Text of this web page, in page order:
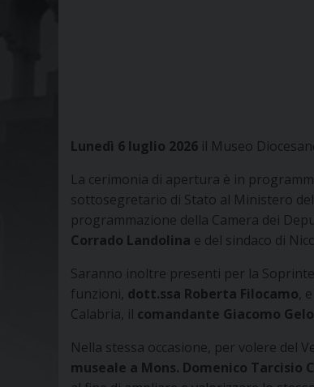
Lunedì 6 luglio 2026 il Museo
La cerimonia di apertura è in
sottosegretario di Stato al Ministero
programmazione della Camera dei
Corrado Landolina e del sindaco di
Saranno inoltre presenti per la
funzioni, dott.ssa Roberta Filocamo,
Calabria, il comandante Giacomo
Nella stessa occasione, per volere del
museale a Mons. Domenico Tarcisio